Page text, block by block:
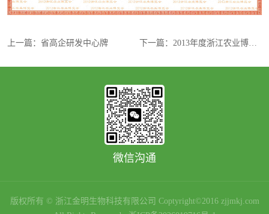
上一篇： 省高企研发中心牌 下一篇： 2013年度浙江农业博览会优质奖
微信沟通
版权所有 © 浙江金明生物科技有限公司 Coptyright©2016 zjjmkj.com